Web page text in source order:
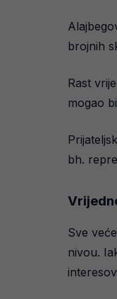
brojnih
Rast
mogao
bh.
Sve
nivou.